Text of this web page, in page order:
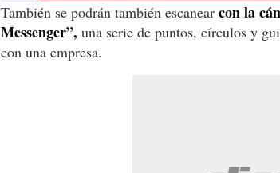
También se podrán también escanear con la
Messenger”, una serie de puntos, círculos y
con una empresa.